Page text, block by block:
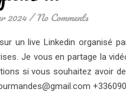
2024/ No Comments
un live Linkedin organisé
Je vous en partage la
si vous souhaitez avoir